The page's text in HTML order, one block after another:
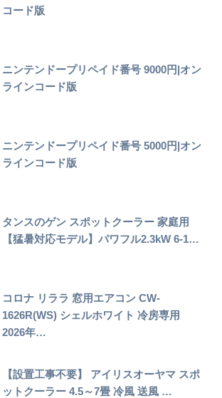
コード版
ニンテンドープリペイド番号 9000円|オン
ラインコード版
ニンテンドープリペイド番号 5000円|オン
ラインコード版
タンスのゲン スポットクーラー 家庭用
【猛暑対応モデル】パワフル2.3kW 6-1…
コロナ リララ 窓用エアコン CW-
1626R(WS) シェルホワイト 冷房専用
2026年…
【設置工事不要】 アイリスオーヤマ スポ
ットクーラー 4.5～7畳 冷風 送風 …